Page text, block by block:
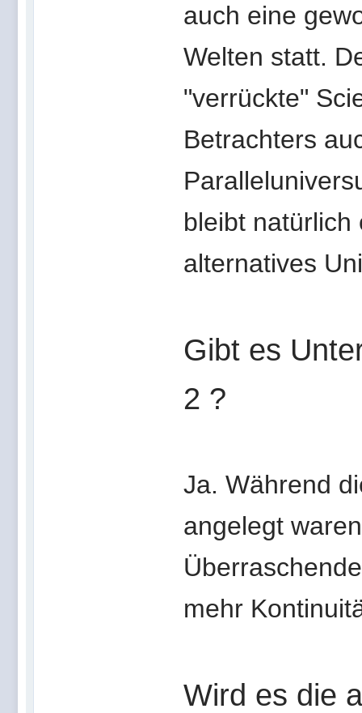
auch eine
Welten statt.
"verrückte"
Betrachters
bleibt natürlich
alternatives
Gibt es
2 ?
Ja. Während
angelegt
mehr
Wird es die